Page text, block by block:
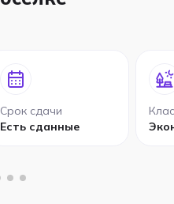
Срок сдачи
Есть сданные